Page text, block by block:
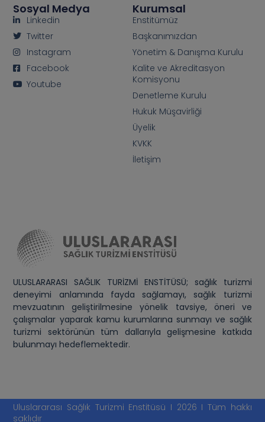
ULUSLARARASI SAĞLIK TURİZMİ ENSTİTÜSÜ; sağlık turizmi
deneyimi anlamında fayda sağlamayı, sağlık turizmi
mevzuatının geliştirilmesine yönelik tavsiye, öneri ve
çalışmalar yaparak kamu kurumlarına sunmayı ve sağlık
turizmi sektörünün tüm dallarıyla gelişmesine katkıda
bulunmayı hedeflemektedir.
Kurumsal
Enstitümüz
Başkanımızdan
Yönetim & Danışma Kurulu
Kalite ve Akreditasyon
Komisyonu
Denetleme Kurulu
Hukuk Müşavirliği
Üyelik
KVKK
İletişim
Sosyal Medya
Linkedin
Twitter
Instagram
Facebook
Youtube
Uluslararası Sağlık Turizmi Enstitüsü I 2026 I Tüm hakkı
saklıdır